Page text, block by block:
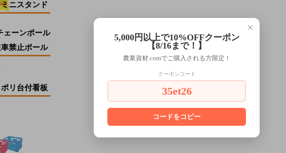
ミニスタンド
ェーンポール
禁止ポール
ポリ台付看板
×
5,000円以上で10%OFFクーポン
【8/16まで！】
農業資材.comでご購入される方限定！
クーポンコード
35et26
コードをコピー